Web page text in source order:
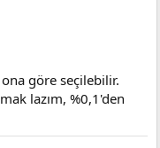
göre seçilebilir.
lazım, %0,1'den